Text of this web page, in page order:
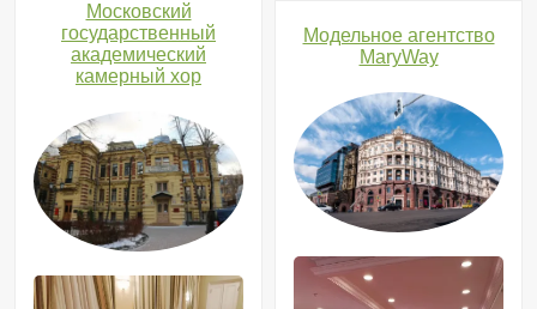
центре
развития
территорий
Москвы
Московский
государственный
академический
камерный хор
Модельное агентство
MaryWay